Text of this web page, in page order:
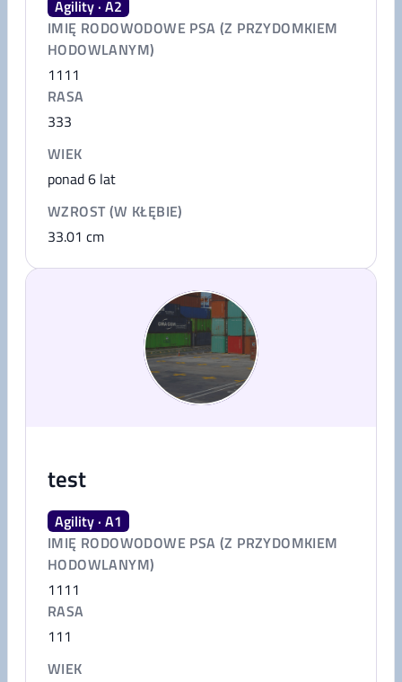
Agility · A2
IMIĘ RODOWODOWE PSA (Z PRZYDOMKIEM
HODOWLANYM)
1111
RASA
333
WIEK
ponad 6 lat
WZROST (W KŁĘBIE)
33.01 cm
test
Agility · A1
IMIĘ RODOWODOWE PSA (Z PRZYDOMKIEM
HODOWLANYM)
1111
RASA
111
WIEK